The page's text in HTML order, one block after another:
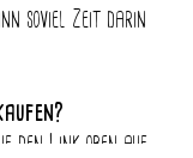
soviel Zeit darin
den Link oben auf